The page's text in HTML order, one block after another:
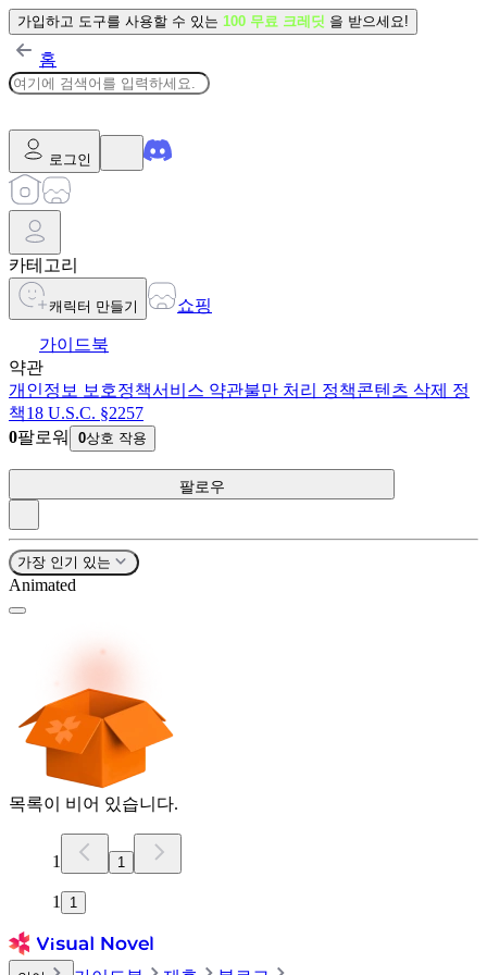
가입하고 도구를 사용할 수 있는 100 무료 크레딧 을 받으세요!
홈
로그인
카테고리
캐릭터 만들기 쇼핑
가이드북
약관
개인정보 보호정책서비스 약관불만 처리 정책콘텐츠 삭제 정
책18 U.S.C. §2257
0팔로워 0상호 작용
팔로우
가장 인기 있는
Animated
목록이 비어 있습니다.
1 1
1 1